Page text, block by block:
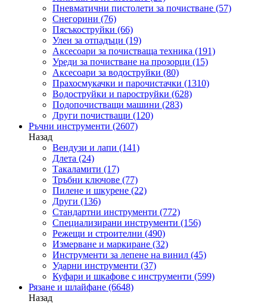
Пневматични пистолети за почистване (57)
Снегорини (76)
Пясъкоструйки (66)
Улеи за отпадъци (19)
Аксесоари за почистваща техника (191)
Уреди за почистване на прозорци (15)
Аксесоари за водоструйки (80)
Прахосмукачки и парочистачки (1310)
Водоструйки и пароструйки (628)
Подопочистващи машини (283)
Други почистващи (120)
Ръчни инструменти (2607)
Назад
Вендузи и лапи (141)
Длета (24)
Такаламити (17)
Тръбни ключове (77)
Пилене и шкурене (22)
Други (136)
Стандартни инструменти (772)
Специализирани инструменти (156)
Режещи и строителни (490)
Измерване и маркиране (32)
Инструменти за лепене на винил (45)
Ударни инструменти (37)
Куфари и шкафове с инструменти (599)
Рязане и шлайфане (6648)
Назад